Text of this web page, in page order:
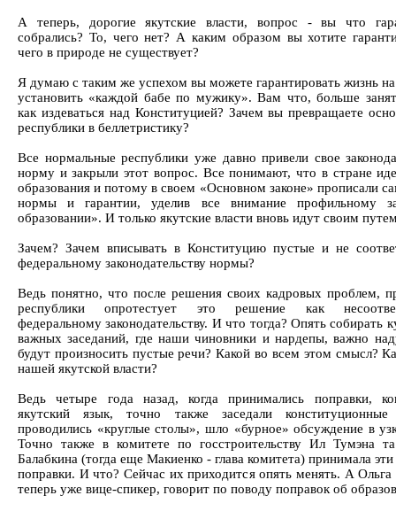
А теперь, дорогие якутские власти, вопрос - вы что
собрались? То, чего нет? А каким образом вы хотите
чего в природе не существует?
Я думаю с таким же успехом вы можете гарантировать жизнь
установить «каждой бабе по мужику». Вам что, больше
как издеваться над Конституцией? Зачем вы превращаете
республики в беллетристику?
Все нормальные республики уже давно привели свое
норму и закрыли этот вопрос. Все понимают, что в стране
образования и потому в своем «Основном законе» прописали
нормы и гарантии, уделив все внимание профильному
образовании». И только якутские власти вновь идут своим
Зачем? Зачем вписывать в Конституцию пустые и не
федеральному законодательству нормы?
Ведь понятно, что после решения своих кадровых проблем,
республики опротестует это решение как
федеральному законодательству. И что тогда? Опять собирать
важных заседаний, где наши чиновники и нардепы, важно
будут произносить пустые речи? Какой во всем этом смысл?
нашей якутской власти?
Ведь четыре года назад, когда принимались поправки,
якутский язык, точно также заседали конституционные
проводились «круглые столы», шло «бурное» обсуждение в
Точно также в комитете по госстроительству Ил Тумэна
Балабкина (тогда еще Макиенко - глава комитета) принимала
поправки. И что? Сейчас их приходится опять менять. А Ольга
теперь уже вице-спикер, говорит по поводу поправок об